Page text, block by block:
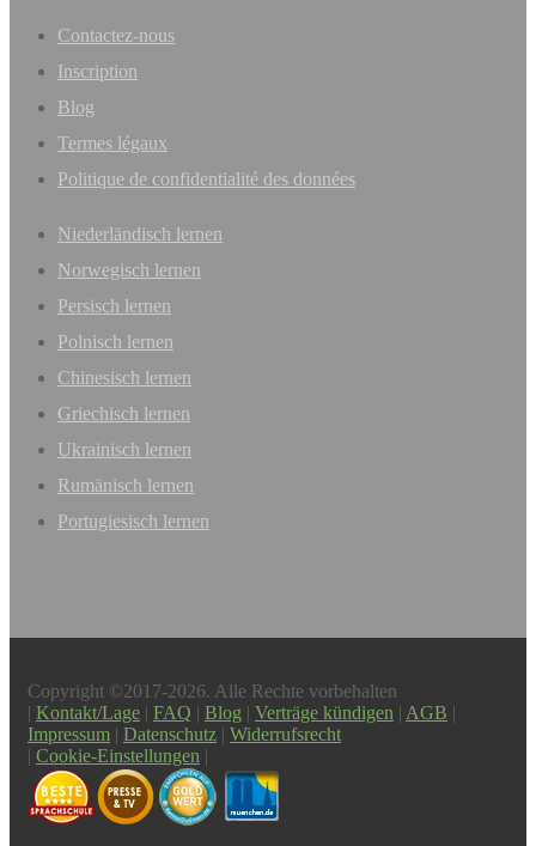
Contactez-nous
Inscription
Blog
Termes légaux
Politique de confidentialité des données
Niederländisch lernen
Norwegisch lernen
Persisch lernen
Polnisch lernen
Chinesisch lernen
Griechisch lernen
Ukrainisch lernen
Rumänisch lernen
Portugiesisch lernen
Copyright ©2017-2026. Alle Rechte vorbehalten
| Kontakt/Lage | FAQ | Blog | Verträge kündigen | AGB |
Impressum | Datenschutz | Widerrufsrecht
| Cookie-Einstellungen |